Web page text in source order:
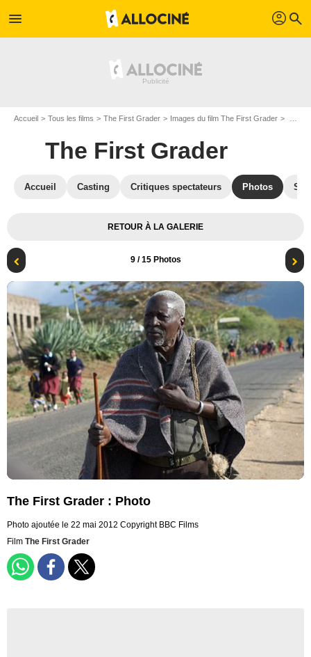
menu profil search
Accueil Tous les films The First Grader Images du film The First Grader
The First Grader
Accueil Casting Critiques spectateurs Photos
RETOUR À LA GALERIE
9/ 15 Photos
The First Grader : Photo
Photo ajoutée le 22 mai 2012 Copyright BBC Films
Film The First Grader